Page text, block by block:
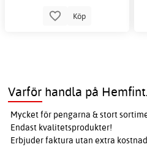
Köp
Varför handla på
Mycket för pengarna & stort
Endast kvalitetsprodukter!
Erbjuder faktura utan extra kostnad